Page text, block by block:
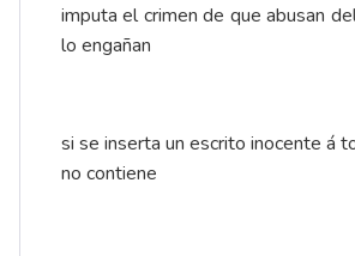
imputa el crimen de que abusan
lo engañan
si se inserta un escrito inocente á
no contiene